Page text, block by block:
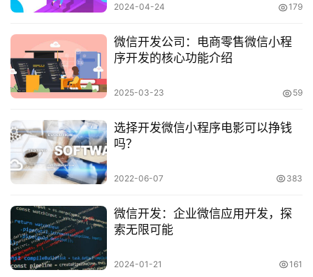
2024-04-24 179
微信开发公司：电商零售微信小程
序开发的核心功能介绍
2025-03-23 59
选择开发微信小程序电影可以挣钱
吗？
2022-06-07 383
微信开发：企业微信应用开发，探
索无限可能
2024-01-21 161